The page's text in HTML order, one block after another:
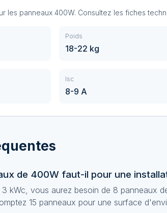
les panneaux 400W. Consultez les fiches
Poids
18-22 kg
Isc
8-9 A
de 400W faut-il pour une
kWc, vous aurez besoin de 8 panneaux
15 panneaux pour une surface